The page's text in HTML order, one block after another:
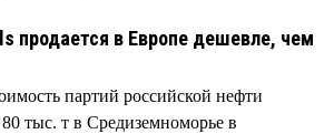
продается в Европе дешевле, чем
партий российской нефти
тыс. т в Средиземноморье в